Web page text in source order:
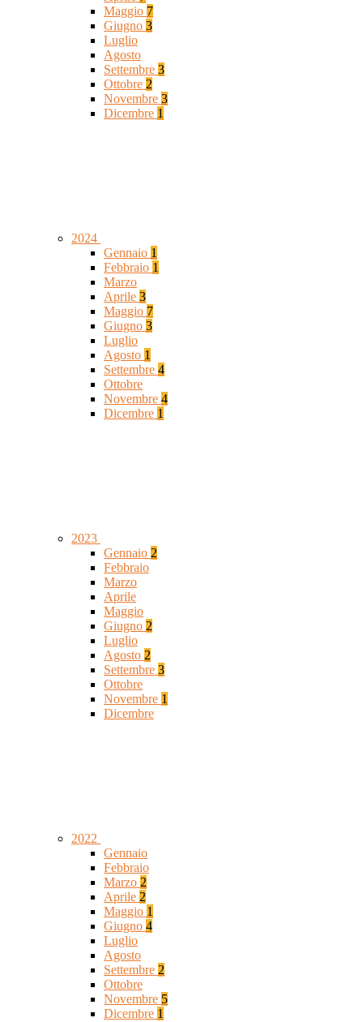
Maggio 7
Giugno 3
Luglio
Agosto
Settembre 3
Ottobre 2
Novembre 3
Dicembre 1
2024
Gennaio 1
Febbraio 1
Marzo
Aprile 3
Maggio 7
Giugno 3
Luglio
Agosto 1
Settembre 4
Ottobre
Novembre 4
Dicembre 1
2023
Gennaio 2
Febbraio
Marzo
Aprile
Maggio
Giugno 2
Luglio
Agosto 2
Settembre 3
Ottobre
Novembre 1
Dicembre
2022
Gennaio
Febbraio
Marzo 2
Aprile 2
Maggio 1
Giugno 4
Luglio
Agosto
Settembre 2
Ottobre
Novembre 5
Dicembre 1